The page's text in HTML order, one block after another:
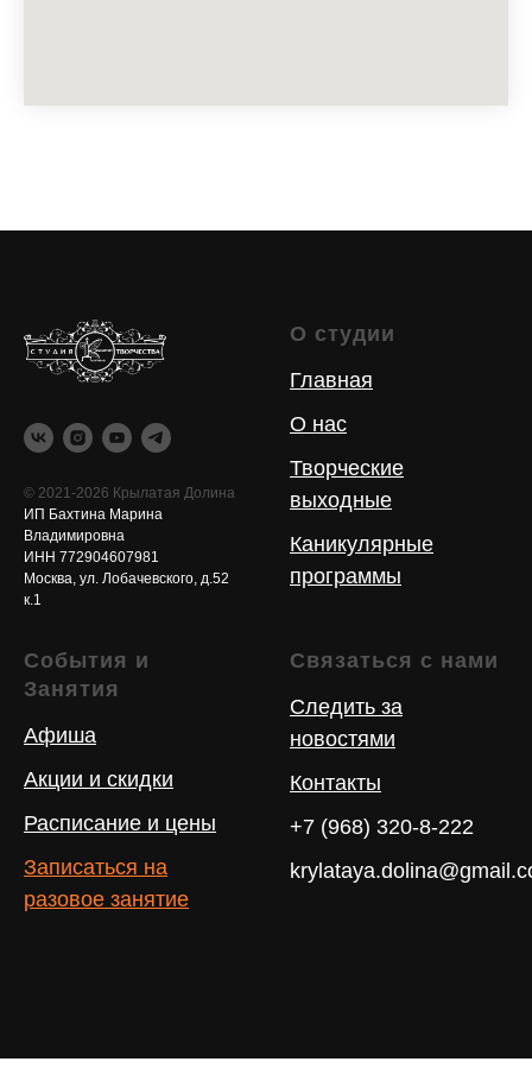
© 2021-2026 Крылатая Долина
ИП Бахтина Марина
Владимировна
ИНН 772904607981
Москва, ул. Лобачевского, д.52
к.1
О студии
Главная
О нас
Творческие
выходные
Каникулярные
программы
События и
Занятия
Афиша
Акции и скидки
Расписание и цены
Записаться на
разовое занятие
Связаться с нами
Следить за
новостями
Контакты
+7 (968) 320-8-222